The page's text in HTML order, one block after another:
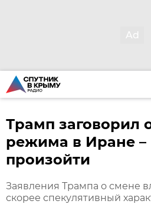
Трамп заговорил
режима в Иране –
произойти
Заявления Трампа о смене
скорее спекулятивный